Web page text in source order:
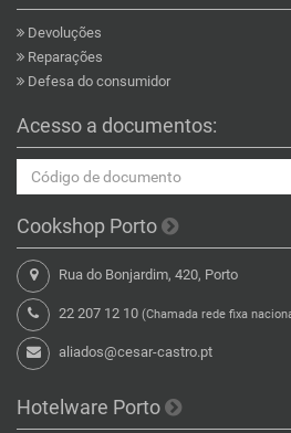
Devoluções
Reparações
Defesa do consumidor
Acesso a documentos:
Cookshop Porto
Rua do Bonjardim, 420, Porto
22 207 12 10 (Chamada rede fixa
aliados@cesar-castro.pt
Hotelware Porto